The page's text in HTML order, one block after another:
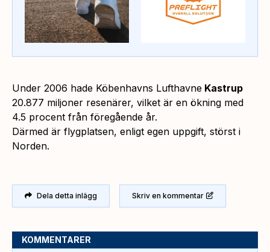
Under 2006 hade Köbenhavns Lufthavne Kastrup
20.877 miljoner resenärer, vilket är en ökning med
4.5 procent från föregående år.
Därmed är flygplatsen, enligt egen uppgift, störst i
Norden.
Dela detta inlägg Skriv en kommentar
KOMMENTARER